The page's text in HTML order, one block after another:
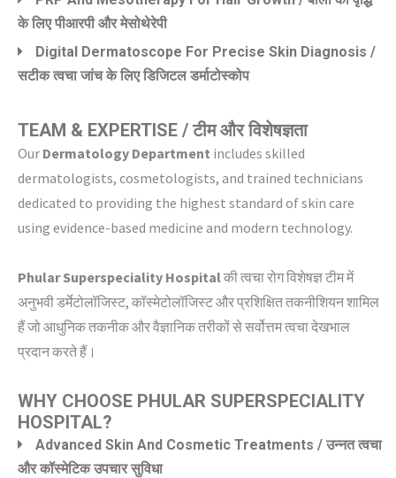
के लिए पीआरपी और मेसोथेरेपी
Digital Dermatoscope For Precise Skin Diagnosis /
सटीक त्वचा जांच के लिए डिजिटल डर्माटोस्कोप
TEAM & EXPERTISE / टीम और विशेषज्ञता
Our Dermatology Department includes skilled
dermatologists, cosmetologists, and trained technicians
dedicated to providing the highest standard of skin care
using evidence-based medicine and modern technology.
Phular Superspeciality Hospital की त्वचा रोग विशेषज्ञ टीम में
अनुभवी डर्मेटोलॉजिस्ट, कॉस्मेटोलॉजिस्ट और प्रशिक्षित तकनीशियन शामिल
हैं जो आधुनिक तकनीक और वैज्ञानिक तरीकों से सर्वोत्तम त्वचा देखभाल
प्रदान करते हैं।
WHY CHOOSE PHULAR SUPERSPECIALITY
HOSPITAL?
Advanced Skin And Cosmetic Treatments / उन्नत त्वचा
और कॉस्मेटिक उपचार सुविधा